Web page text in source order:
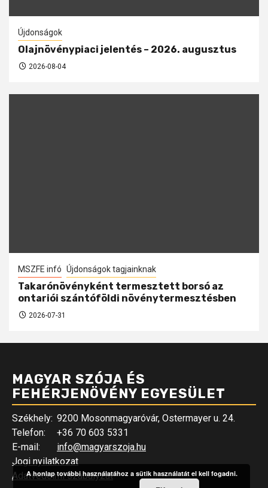
Újdonságok
Olajnövénypiaci jelentés – 2026. augusztus
2026-08-04
MSZFE infó Újdonságok tagjainknak
Takarónövényként termesztett borsó az
ontariói szántóföldi növénytermesztésben
2026-07-31
MAGYAR SZÓJA ÉS
FEHÉRJENÖVÉNY EGYESÜLET
Székhely: 9200 Mosonmagyaróvár, Ostermayer u. 24.
Telefon:
+36 70 603 5331
E-mail:
info@magyarszoja.hu
Jogi nyilatkozat
Adatvédelmi szabályzat
A honlap további használatához a sütik használatát el kell fogadni.